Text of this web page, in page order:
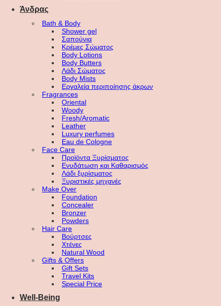
Άνδρας
Bath & Body
Shower gel
Σαπούνια
Κρέμες Σώματος
Body Lotions
Body Butters
Λάδι Σώματος
Body Mists
Εργαλεία περιποίησης άκρων
Fragrances
Oriental
Woody
Fresh/Aromatic
Leather
Luxury perfumes
Eau de Cologne
Face Care
Προϊόντα Ξυρίσματος
Ενυδάτωση και Καθαρισμός
Λάδι ξυρίσματος
Ξυριστικές μηχανές
Make Over
Foundation
Concealer
Bronzer
Powders
Hair Care
Βούρτσες
Χτένες
Natural Wood
Gifts & Offers
Gift Sets
Travel Kits
Special Price
Well-Being